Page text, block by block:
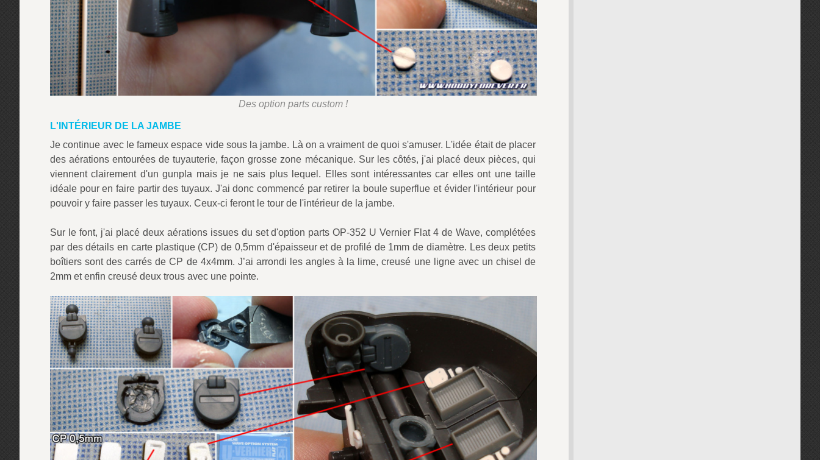
Des option parts custom !
L'INTÉRIEUR DE LA JAMBE
Je continue avec le fameux espace vide sous la jambe. Là on a vraiment de quoi s'amuser. L'idée était de placer
des aérations entourées de tuyauterie, façon grosse zone mécanique. Sur les côtés, j'ai placé deux pièces, qui
viennent clairement d'un gunpla mais je ne sais plus lequel. Elles sont intéressantes car elles ont une taille
idéale pour en faire partir des tuyaux. J'ai donc commencé par retirer la boule superflue et évider l'intérieur pour
pouvoir y faire passer les tuyaux. Ceux-ci feront le tour de l'intérieur de la jambe.
Sur le font, j'ai placé deux aérations issues du set d'option parts OP-352 U Vernier Flat 4 de Wave, complétées
par des détails en carte plastique (CP) de 0,5mm d'épaisseur et de profilé de 1mm de diamètre. Les deux petits
boîtiers sont des carrés de CP de 4x4mm. J’ai arrondi les angles à la lime, creusé une ligne avec un chisel de
2mm et enfin creusé deux trous avec une pointe.